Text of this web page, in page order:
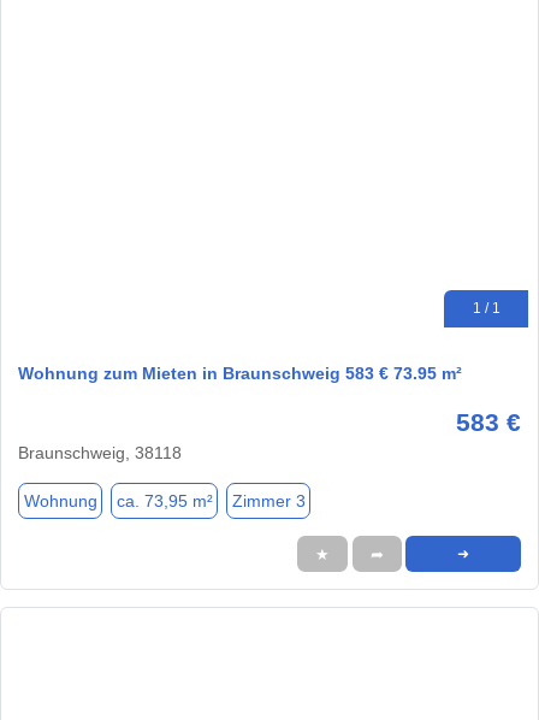
1 / 1
Wohnung zum Mieten in Braunschweig 583 € 73.95 m²
583 €
Braunschweig, 38118
Wohnung ca. 73,95 m² Zimmer 3
★ ➦ ➜